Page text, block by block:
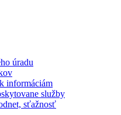
úradu
informáciám
služby
sťažnosť